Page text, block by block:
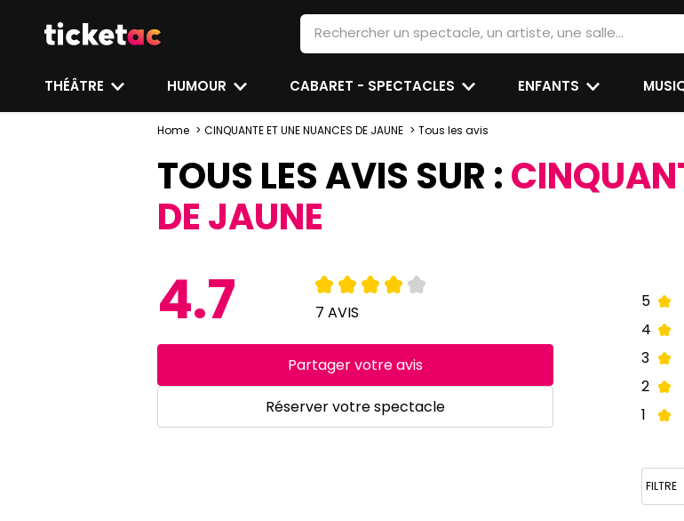
THÉÂTRE HUMOUR CABARET - SPECTACLES ENFANTS
Home CINQUANTE ET UNE NUANCES DE JAUNE Tous les avis
TOUS LES AVIS SUR :
DE JAUNE
4.7 7 AVIS
Réserver votre spectacle
Partager votre avis
5
4
3
2
1